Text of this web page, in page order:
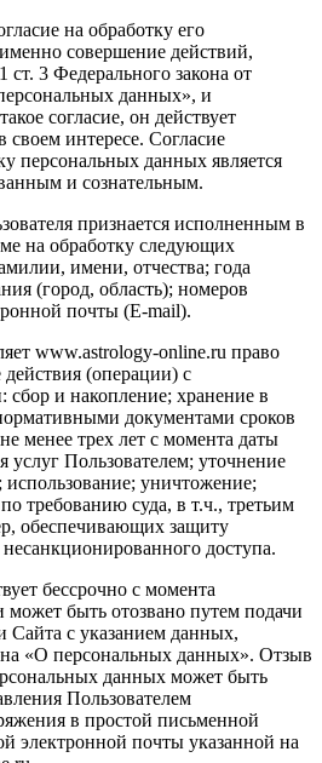
на обработку его
совершение действий,
3 Федерального закона от
данных», и
согласие, он действует
своем интересе. Согласие
персональных данных является
и сознательным.
признается исполненным в
на обработку следующих
имени, отчества; года
(город, область); номеров
почты (E-mail).
www.astrology-online.ru право
(операции) с
и накопление; хранение в
документами сроков
менее трех лет с момента даты
услуг Пользователем; уточнение
уничтожение;
требованию суда, в т.ч., третьим
обеспечивающих защиту
доступа.
бессрочно с момента
может быть отозвано путем подачи
Сайта с указанием данных,
«О персональных данных». Отзыв
данных может быть
Пользователем
в простой письменной
электронной почты указанной на